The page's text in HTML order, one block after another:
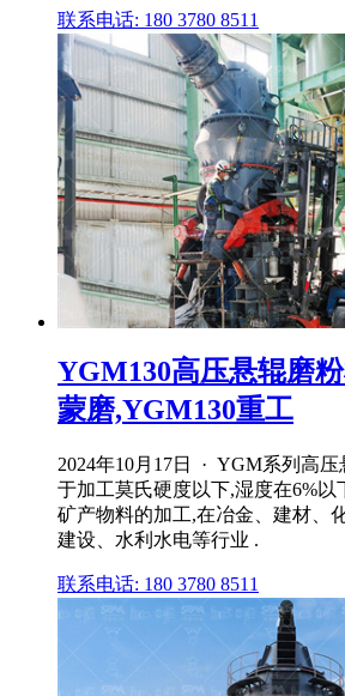
联系电话: 180 3780 8511
YGM130高压悬辊磨
蒙磨,YGM130重工
2024年10月17日 · YGM系列高
于加工莫氏硬度以下,湿度在6%以
矿产物料的加工,在冶金、建材、
建设、水利水电等行业 .
联系电话: 180 3780 8511